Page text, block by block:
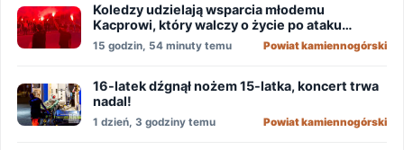
Koledzy udzielają wsparcia młodemu
Kacprowi, który walczy o życie po ataku
nożownika!
15 godzin, 54 minuty temu Powiat kamiennogórski
16-latek dźgnął nożem 15-latka, koncert trwa
nadal!
1 dzień, 3 godziny temu Powiat kamiennogórski